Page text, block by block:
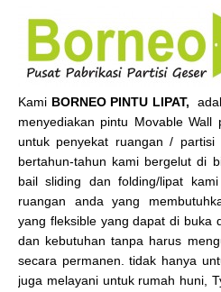
Kami BORNEO PINTU LIPAT,
menyediakan pintu Movable Wall
untuk penyekat ruangan /
bertahun-tahun kami bergelut di
bail sliding dan folding/lipat
ruangan anda yang
yang fleksible yang dapat di buka
dan kebutuhan tanpa harus
secara permanen. tidak hanya
juga melayani untuk rumah huni,